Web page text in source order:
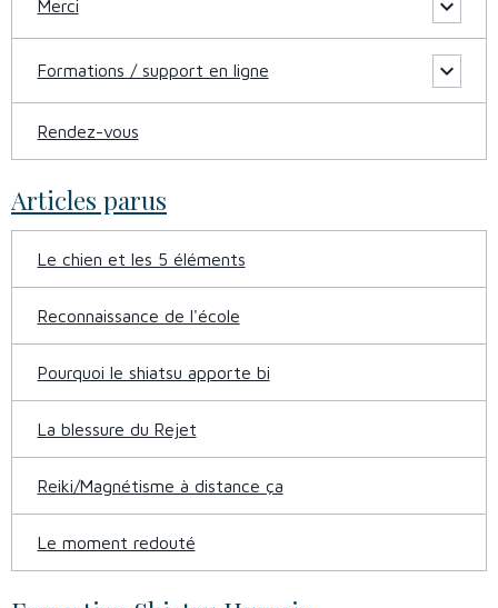
Merci
Formations / support en ligne
Rendez-vous
Articles parus
Le chien et les 5 éléments
Reconnaissance de l'école
Pourquoi le shiatsu apporte bi
La blessure du Rejet
Reiki/Magnétisme à distance ça
Le moment redouté